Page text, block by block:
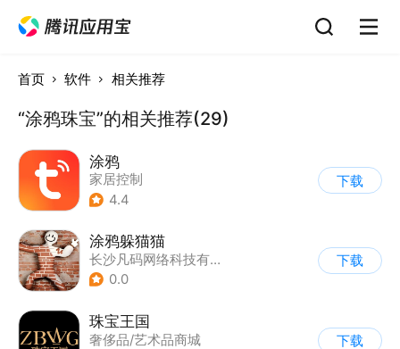
首页 软件 相关推荐
“涂鸦珠宝”的相关推荐(29)
涂鸦
家居控制
4.4
下载
涂鸦躲猫猫
长沙凡码网络科技有限公司
0.0
下载
珠宝王国
奢侈品/艺术品商城
下载